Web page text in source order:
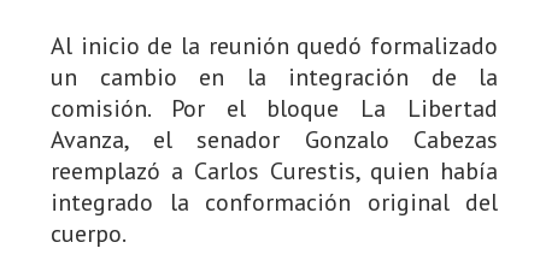
Al inicio de la reunión quedó formalizado
un cambio en la integración de la
comisión. Por el bloque La Libertad
Avanza, el senador Gonzalo Cabezas
reemplazó a Carlos Curestis, quien había
integrado la conformación original del
cuerpo.